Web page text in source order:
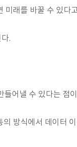
미래를 바꿀 수 있다
.
들어낼 수 있다는 점
방식에서 데이터